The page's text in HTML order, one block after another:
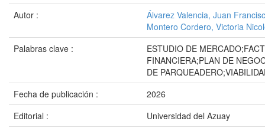
Autor :
Álvarez Valencia, Juan
Montero Cordero, Victoria
Palabras clave :
ESTUDIO DE
FINANCIERA;PLAN DE
DE
Fecha de publicación :
2026
Editorial :
Universidad del Azuay